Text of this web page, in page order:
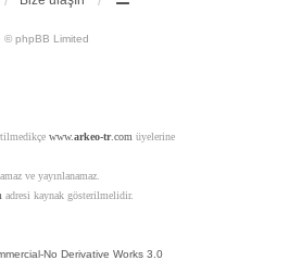
© phpBB Limited
www.arkeo-tr.com üyelerine
ve yayınlanamaz.
adresi kaynak gösterilmelidir.
No Derivative Works 3.0